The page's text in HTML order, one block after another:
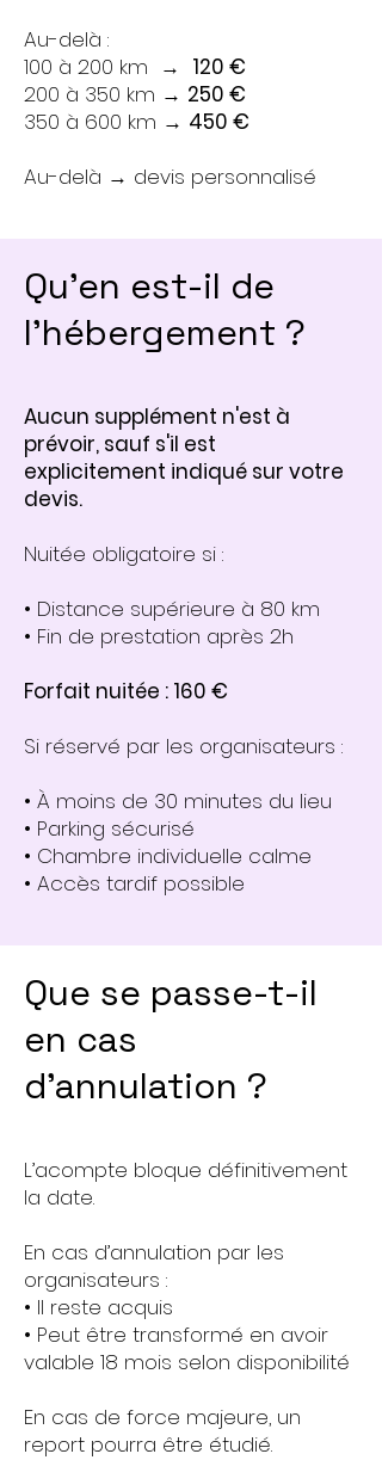
Au-delà :
100 à 200 km → 120 €
200 à 350 km → 250 €
350 à 600 km → 450 €
Au-delà → devis personnalisé
Qu’en est-il de
l’hébergement ?
Aucun supplément n'est à
prévoir, sauf s'il est
explicitement indiqué sur votre
devis.
Nuitée obligatoire si :
• Distance supérieure à 80 km
• Fin de prestation après 2h
Forfait nuitée : 160 €
Si réservé par les organisateurs :
• À moins de 30 minutes du lieu
• Parking sécurisé
• Chambre individuelle calme
• Accès tardif possible
Que se passe-t-il
en cas
d’annulation ?
L’acompte bloque définitivement
la date.
En cas d’annulation par les
organisateurs :
• Il reste acquis
• Peut être transformé en avoir
valable 18 mois selon disponibilité
En cas de force majeure, un
report pourra être étudié.